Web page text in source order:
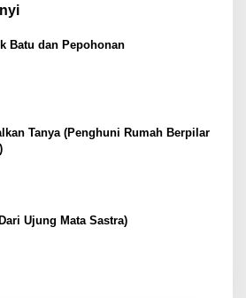
Batu dan Pepohonan
Tanya (Penghuni Rumah Berpilar
Ujung Mata Sastra)